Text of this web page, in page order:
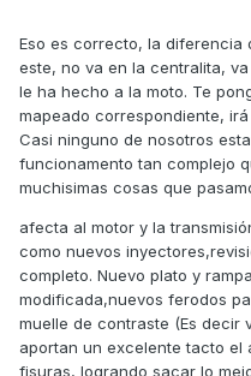
Eso es correcto, la diferencia
este, no va en la centralita,
le ha hecho a la moto. Te
mapeado correspondiente,
Casi ninguno de nosotros
funcionamento tan complejo
muchisimas cosas que
afecta al motor y la
como nuevos
completo. Nuevo plato y
modificada,nuevos ferodos
muelle de contraste (Es decir
aportan un excelente tacto el
fisuras, logrando sacar lo